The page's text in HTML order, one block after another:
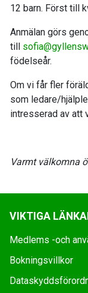
12 barn. Först till
Anmälan görs
till
födelseår.
Om vi får fler
som ledare/
intresserad av att
Varmt välkomna
VIKTIGA
Medlems -och
Bokningsvillkor